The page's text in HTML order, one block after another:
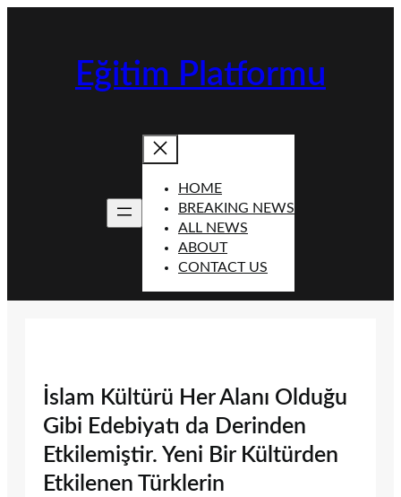
Eğitim Platformu
HOME
BREAKING NEWS
ALL NEWS
ABOUT
CONTACT US
İslam Kültürü Her Alanı Olduğu
Gibi Edebiyatı da Derinden
Etkilemiştir. Yeni Bir Kültürden
Etkilenen Türklerin